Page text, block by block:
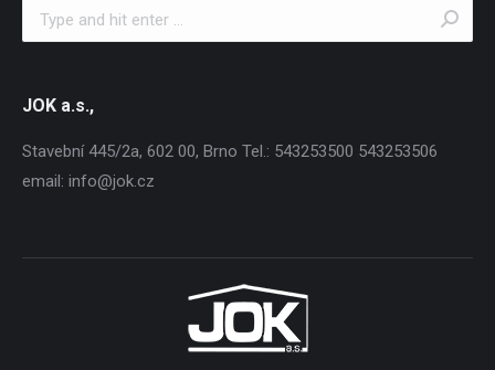
Search:
JOK a.s.,
Stavební 445/2a, 602 00, Brno Tel.: 543253500 543253506
email: info@jok.cz